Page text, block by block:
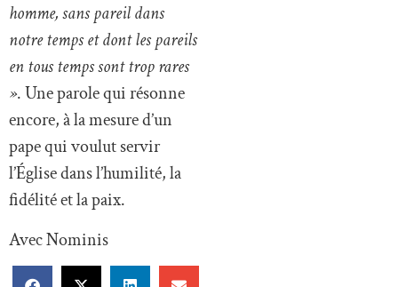
homme, sans pareil dans
notre temps et dont les pareils
en tous temps sont trop rares
». Une parole qui résonne
encore, à la mesure d’un
pape qui voulut servir
l’Église dans l’humilité, la
fidélité et la paix.
Avec Nominis